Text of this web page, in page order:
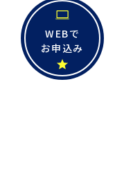
WEBで
お申込み